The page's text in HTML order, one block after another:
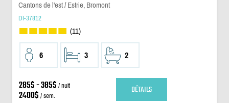
Cantons de l'est / Estrie, Bromont
DI-37812
(11)
6 3 2
285$ - 385$ / nuit
2400$ / sem. DÉTAILS